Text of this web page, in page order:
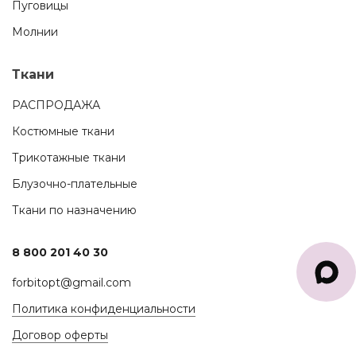
Пуговицы
Молнии
Ткани
РАСПРОДАЖА
Костюмные ткани
Трикотажные ткани
Блузочно-плательные
Ткани по назначению
8 800 201 40 30
forbitopt@gmail.com
Политика конфиденциальности
Договор оферты